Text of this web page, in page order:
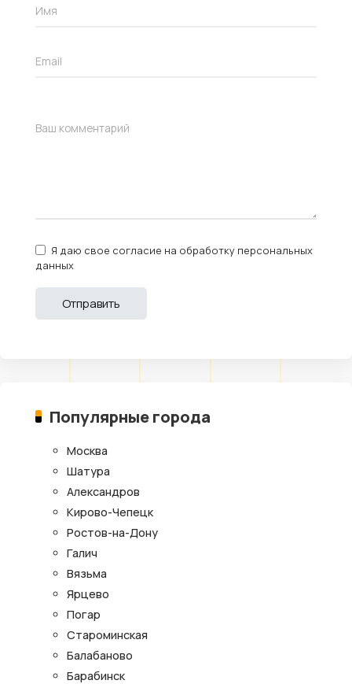
Я даю свое согласие на обработку персональных
данных
Популярные города
Москва
Шатура
Александров
Кирово-Чепецк
Ростов-на-Дону
Галич
Вязьма
Ярцево
Погар
Староминская
Балабаново
Барабинск